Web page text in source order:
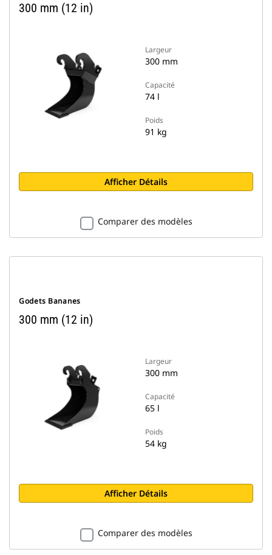
300 mm (12 in)
Largeur
300 mm
Capacité
74 l
Poids
91 kg
Afficher Détails
Comparer des modèles
Godets Bananes
300 mm (12 in)
Largeur
300 mm
Capacité
65 l
Poids
54 kg
Afficher Détails
Comparer des modèles